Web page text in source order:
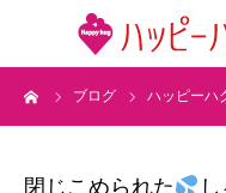
ブログ ハッピーハ
閉じこめられた
2つの特徴